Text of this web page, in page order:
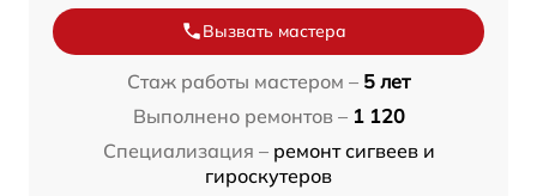
Вызвать мастера
Стаж работы мастером – 5 лет
Выполнено ремонтов – 1 120
Специализация – ремонт сигвеев и
гироскутеров